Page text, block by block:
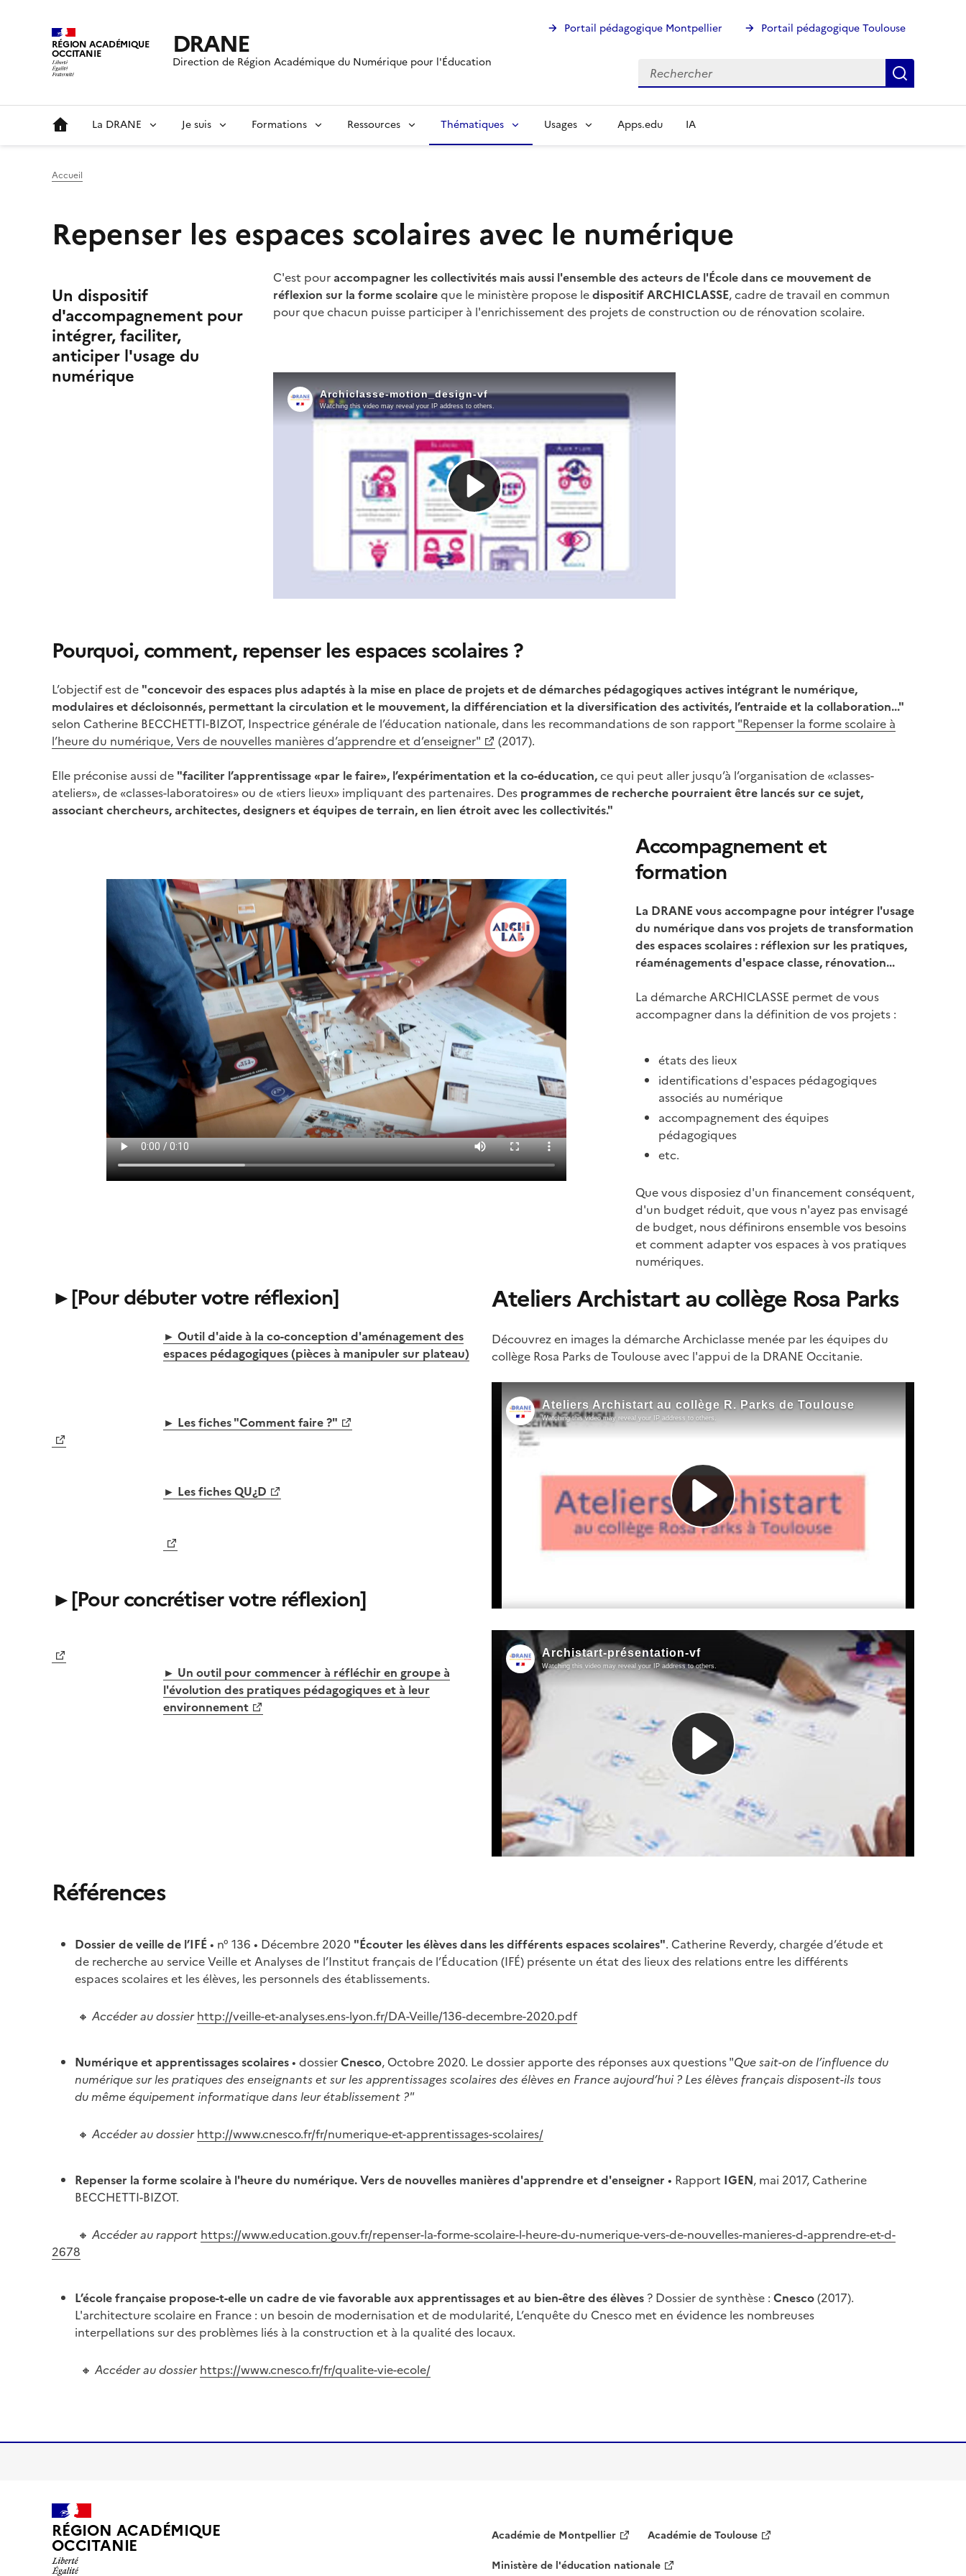
RÉGION ACADÉMIQUE
OCCITANIE DRANE
Direction de Région Académique du Numérique pour l'Éducation
Portail pédagogique Montpellier Portail pédagogique Toulouse
Rechercher
Rechercher
La DRANE Je suis Formations Ressources Thématiques Usages Apps.edu IA
Accueil
Repenser les espaces scolaires avec le numérique
Un dispositif
d'accompagnement pour
intégrer, faciliter,
anticiper l'usage du
numérique
C'est pouraccompagner les collectivités mais aussi l'ensemble des acteurs de l'École dans ce mouvement de
réflexion sur la forme scolaireque le ministère propose ledispositif ARCHICLASSE, cadre de travail en commun
pour que chacun puisse participer à l'enrichissement des projets de construction ou de rénovation scolaire.
Pourquoi, comment, repenser les espaces scolaires ?
L’objectif est de "concevoir des espaces plus adaptés à la mise en place de projets et de démarches pédagogiques actives intégrant le numérique,
modulaires et décloisonnés, permettant la circulation et le mouvement, la différenciation et la diversification des activités, l’entraide et la collaboration..."
selon Catherine BECCHETTI-BIZOT, Inspectrice générale de l’éducation nationale, dans les recommandations de son rapport "Repenser la forme scolaire à
l’heure du numérique, Vers de nouvelles manières d’apprendre et d’enseigner"
(2017).
Elle préconise aussi de "faciliter l’apprentissage «par le faire», l’expérimentation et la co-éducation,ce qui peut aller jusqu’à l’organisation de «classes-
ateliers», de «classes-laboratoires» ou de «tiers lieux» impliquant des partenaires. Des programmes de recherche pourraient être lancés sur ce sujet,
associant chercheurs, architectes, designers et équipes de terrain, en lien étroit avec les collectivités."
Accompagnement et
formation
La DRANE vous accompagne pour intégrer l'usage
du numérique dans vos projets de transformation
des espaces scolaires : réflexion sur les pratiques,
réaménagements d'espace classe, rénovation...
La démarche ARCHICLASSE permet de vous
accompagner dans la définition de vos projets :
états des lieux
identifications d'espaces pédagogiques
associés au numérique
accompagnement des équipes
pédagogiques
etc.
Que vous disposiez d'un financement conséquent,
d'un budget réduit, que vous n'ayez pas envisagé
de budget, nous définirons ensemble vos besoins
et comment adapter vos espaces à vos pratiques
numériques.
►[Pour débuter votre réflexion]
► Outil d'aide à la co-conception d'aménagement des
espaces pédagogiques (pièces à manipuler sur plateau)
► Les fiches "Comment faire ?"
► Les fiches QU¿D
►[Pour concrétiser votre réflexion]
► Un outil pour commencer à réfléchir en groupe à
l'évolution des pratiques pédagogiques et à leur
environnement
Ateliers Archistart au collège Rosa Parks
Découvrez en images la démarche Archiclasse menée par les équipes du
collège Rosa Parks de Toulouse avec l'appui de la DRANE Occitanie.
Références
Dossier de veille de l’IFÉ• n° 136 • Décembre 2020 "Écouter les élèves dans les différents espaces scolaires". Catherine Reverdy, chargée d’étude et
de recherche au service Veille et Analyses de l’Institut français de l’Éducation (IFÉ) présente un état des lieux des relations entre les différents
espaces scolaires et les élèves, les personnels des établissements.
🔸 Accéder au dossier http://veille-et-analyses.ens-lyon.fr/DA-Veille/136-decembre-2020.pdf
Numérique et apprentissages scolaires• dossierCnesco, Octobre 2020. Le dossier apporte des réponses aux questions "Que sait-on de l’influence du
numérique sur les pratiques des enseignants et sur les apprentissages scolaires des élèves en France aujourd’hui ? Les élèves français disposent-ils tous
du même équipement informatique dans leur établissement ?"
🔸 Accéder au dossierhttp://www.cnesco.fr/fr/numerique-et-apprentissages-scolaires/
Repenser la forme scolaire à l'heure du numérique. Vers de nouvelles manières d'apprendre et d'enseigner • Rapport IGEN, mai 2017, Catherine
BECCHETTI-BIZOT.
🔸 Accéder au rapport https://www.education.gouv.fr/repenser-la-forme-scolaire-l-heure-du-numerique-vers-de-nouvelles-manieres-d-apprendre-et-d-
2678
L’école française propose-t-elle un cadre de vie favorable aux apprentissages et au bien-être des élèves ? Dossier de synthèse : Cnesco(2017).
L'architecture scolaire en France : un besoin de modernisation et de modularité, L’enquête du Cnesco met en évidence les nombreuses
interpellations sur des problèmes liés à la construction et à la qualité des locaux.
🔸 Accéder au dossierhttps://www.cnesco.fr/fr/qualite-vie-ecole/
RÉGION ACADÉMIQUE
OCCITANIE Académie de Montpellier
Académie de Toulouse
Ministère de l'éducation nationale